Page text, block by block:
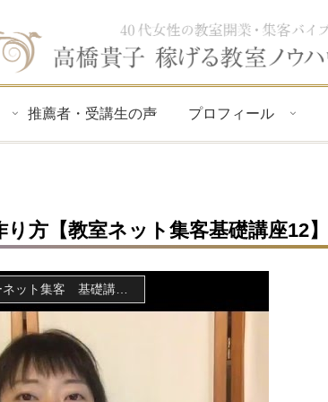
推薦者・受講生の声 プロフィール
方【教室ネット集客基礎講座12】
教室運営のためのインターネット集客 基礎講座12のコツ